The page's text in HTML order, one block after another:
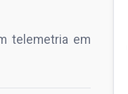
telemetria em